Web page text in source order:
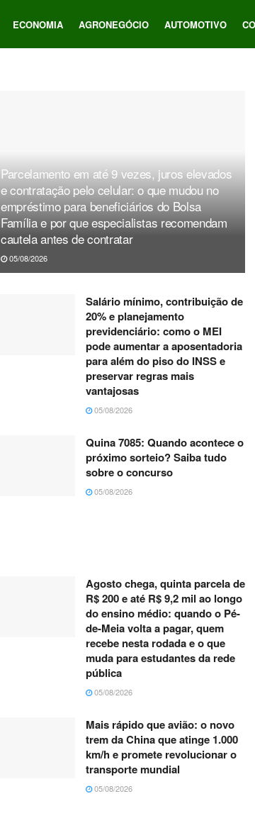
ECONOMIA AGRONEGÓCIO AUTOMOTIVO
Parcelamento em até 9 vezes, juros elevados
e contratação pelo celular: o que mudou no
empréstimo para beneficiários do Bolsa
Família e por que especialistas recomendam
cautela antes de contratar
05/08/2026
Salário mínimo, contribuição de
20% e planejamento
previdenciário: como o MEI
pode aumentar a aposentadoria
para além do piso do INSS e
preservar regras mais
vantajosas
05/08/2026
Quina 7085: Quando acontece o
próximo sorteio? Saiba tudo
sobre o concurso
05/08/2026
Agosto chega, quinta parcela de
R$ 200 e até R$ 9,2 mil ao longo
do ensino médio: quando o Pé-
de-Meia volta a pagar, quem
recebe nesta rodada e o que
muda para estudantes da rede
pública
05/08/2026
Mais rápido que avião: o novo
trem da China que atinge 1.000
km/h e promete revolucionar o
transporte mundial
05/08/2026